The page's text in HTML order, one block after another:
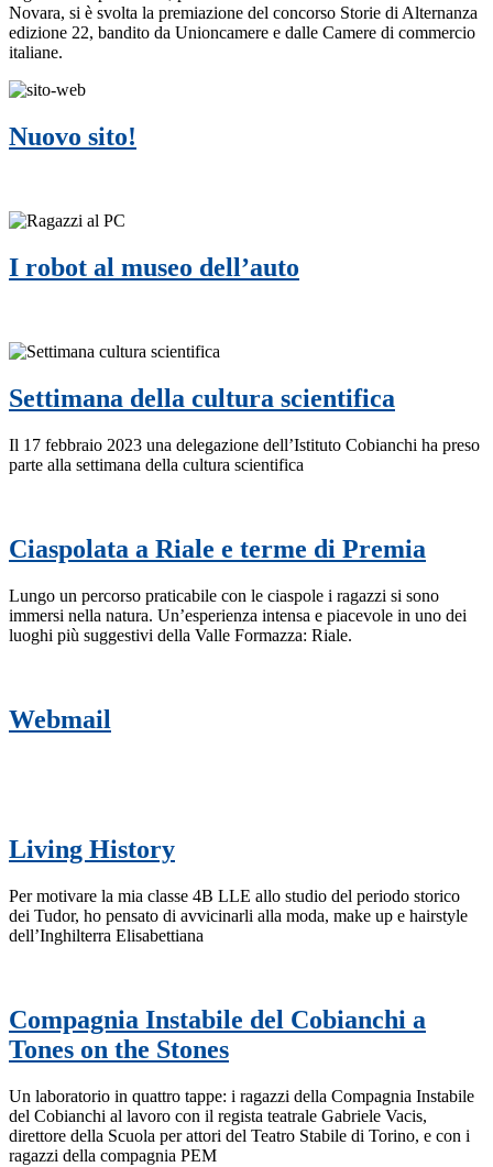
Novara, si è svolta la premiazione del concorso Storie di Alternanza
edizione 22, bandito da Unioncamere e dalle Camere di commercio
italiane.
Nuovo sito!
I robot al museo dell’auto
Settimana della cultura scientifica
Il 17 febbraio 2023 una delegazione dell’Istituto Cobianchi ha preso
parte alla settimana della cultura scientifica
Ciaspolata a Riale e terme di Premia
Lungo un percorso praticabile con le ciaspole i ragazzi si sono
immersi nella natura. Un’esperienza intensa e piacevole in uno dei
luoghi più suggestivi della Valle Formazza: Riale.
Webmail
Living History
Per motivare la mia classe 4B LLE allo studio del periodo storico
dei Tudor, ho pensato di avvicinarli alla moda, make up e hairstyle
dell’Inghilterra Elisabettiana
Compagnia Instabile del Cobianchi a
Tones on the Stones
Un laboratorio in quattro tappe: i ragazzi della Compagnia Instabile
del Cobianchi al lavoro con il regista teatrale Gabriele Vacis,
direttore della Scuola per attori del Teatro Stabile di Torino, e con i
ragazzi della compagnia PEM